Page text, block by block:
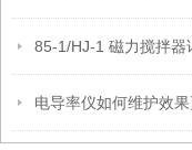
85-1/HJ-1 磁力搅拌器
电导率仪如何维护效